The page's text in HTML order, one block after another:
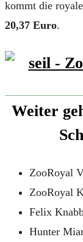
kommt die
20,37 Euro.
Weiter
ZooRoyal
ZooRoyal
Felix
Hunter